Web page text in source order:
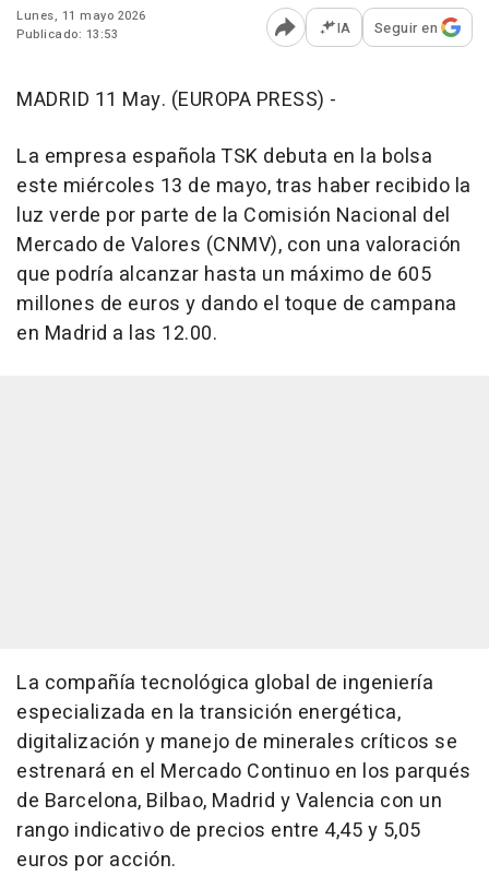
Lunes, 11 mayo 2026
Publicado: 13:53
Abrir opciones para
IA Seguir en
MADRID 11 May. (EUROPA PRESS) -
La empresa española TSK debuta en la bolsa
este miércoles 13 de mayo, tras haber recibido la
luz verde por parte de la Comisión Nacional del
Mercado de Valores (CNMV), con una valoración
que podría alcanzar hasta un máximo de 605
millones de euros y dando el toque de campana
en Madrid a las 12.00.
La compañía tecnológica global de ingeniería
especializada en la transición energética,
digitalización y manejo de minerales críticos se
estrenará en el Mercado Continuo en los parqués
de Barcelona, Bilbao, Madrid y Valencia con un
rango indicativo de precios entre 4,45 y 5,05
euros por acción.